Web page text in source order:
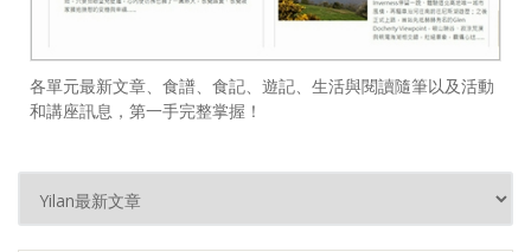
各單元最新文章、食譜、食記、遊記、生活與閱讀隨筆以及活動
和講座訊息，第一手完整掌握！